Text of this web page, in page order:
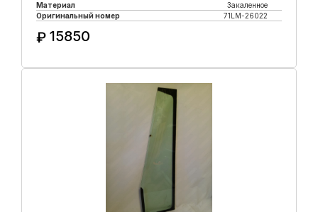
Материал
Закаленное
Оригинальный номер
71LM-26022
₽ 15850